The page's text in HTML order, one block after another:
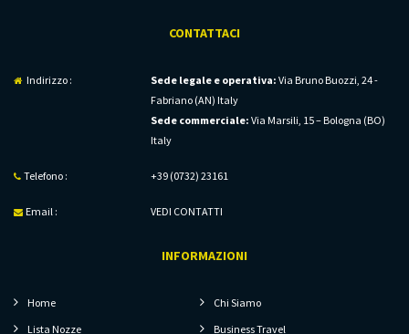
CONTATTACI
Indirizzo : Sede legale e operativa: Via Bruno Buozzi, 24 -
Fabriano (AN) Italy
Sede commerciale: Via Marsili, 15 – Bologna (BO)
Italy
Telefono : +39 (0732) 23161
Email : VEDI CONTATTI
INFORMAZIONI
Home
Chi Siamo
Lista Nozze
Business Travel